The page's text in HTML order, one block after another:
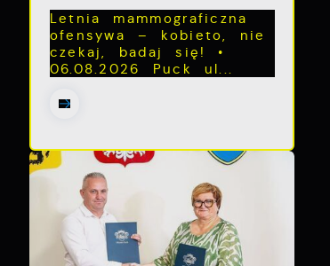
Letnia mammograficzna
ofensywa – kobieto, nie
czekaj, badaj się! •
06.08.2026 Puck ul...